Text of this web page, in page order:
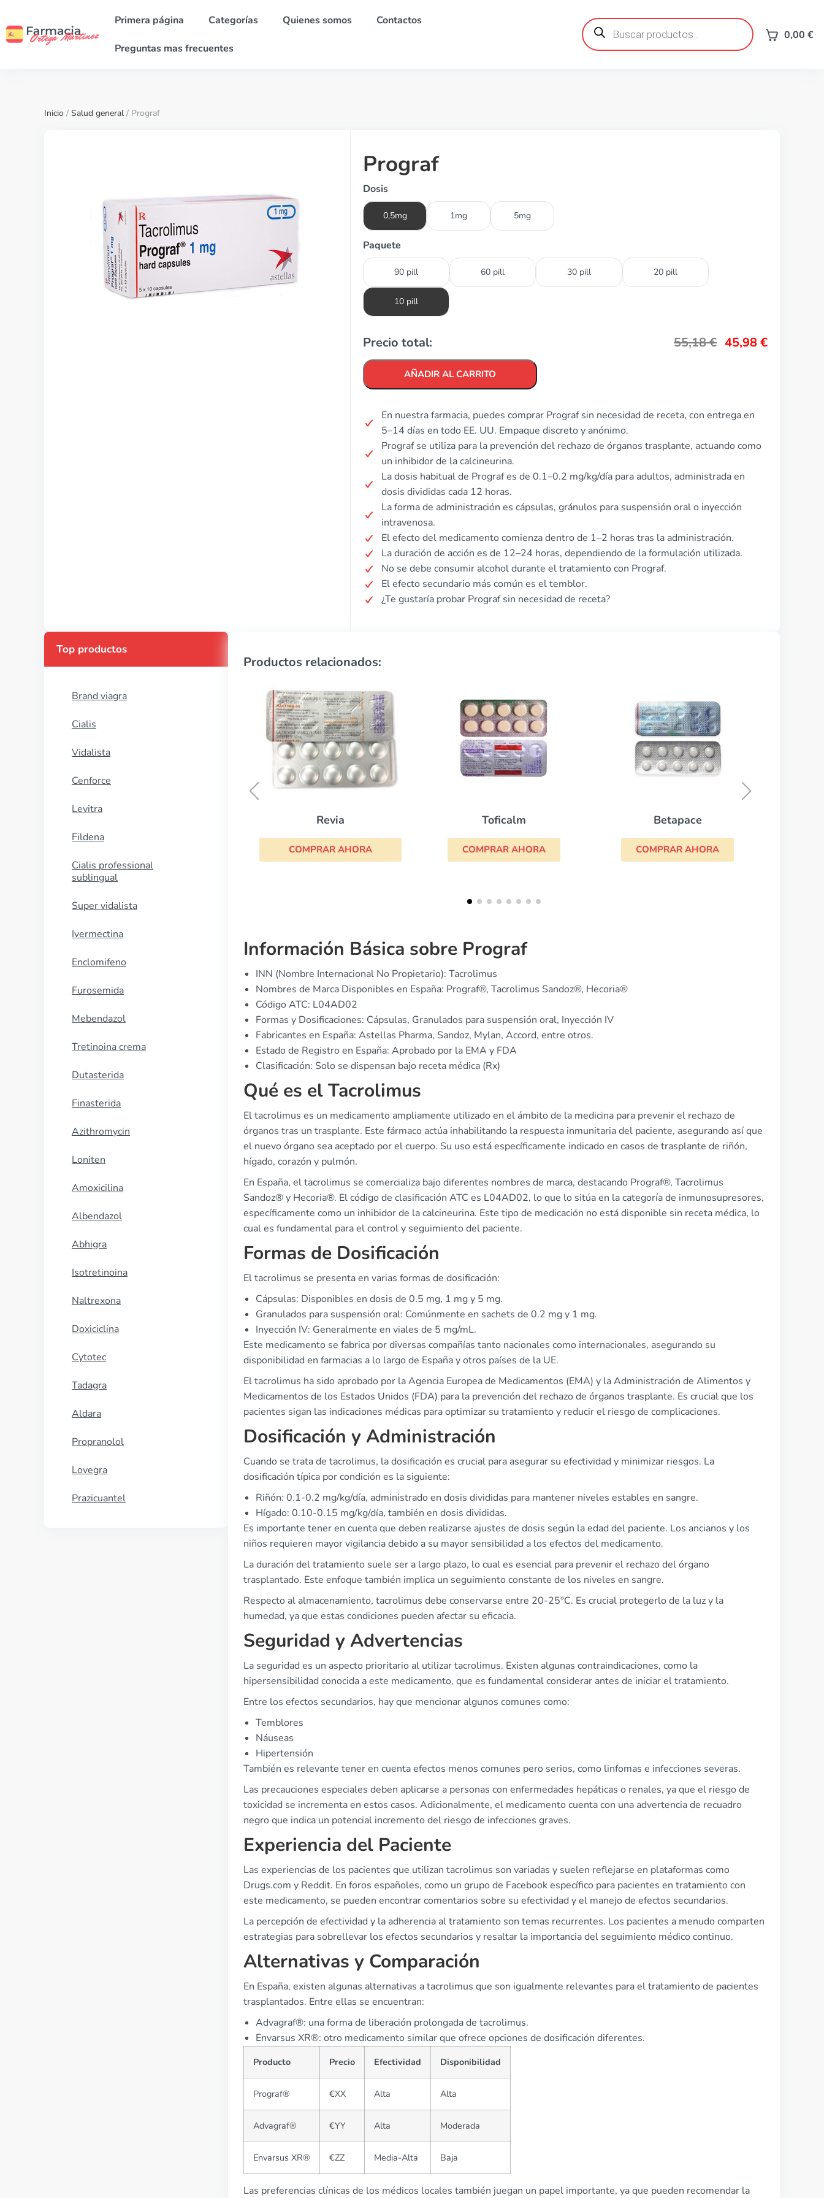
Primera página Categorías Quienes somos Contactos
Preguntas mas frecuentes
Búsqueda
de
productos 0,00 €
Inicio / Salud general / Prograf
Prograf
Dosis
0,5mg 1mg 5mg
Paquete
90 pill 60 pill 30 pill 20 pill
10 pill
Precio total: 55,18€ 45,98€
AÑADIR AL CARRITO
En nuestra farmacia, puedes comprar Prograf sin necesidad de receta, con entrega en
5–14 días en todo EE. UU. Empaque discreto y anónimo.
Prograf se utiliza para la prevención del rechazo de órganos trasplante, actuando como
un inhibidor de la calcineurina.
La dosis habitual de Prograf es de 0.1–0.2 mg/kg/día para adultos, administrada en
dosis divididas cada 12 horas.
La forma de administración es cápsulas, gránulos para suspensión oral o inyección
intravenosa.
El efecto del medicamento comienza dentro de 1–2 horas tras la administración.
La duración de acción es de 12–24 horas, dependiendo de la formulación utilizada.
No se debe consumir alcohol durante el tratamiento con Prograf.
El efecto secundario más común es el temblor.
¿Te gustaría probar Prograf sin necesidad de receta?
Top productos
Brand viagra
Cialis
Vidalista
Cenforce
Levitra
Fildena
Cialis professional
sublingual
Super vidalista
Ivermectina
Enclomifeno
Furosemida
Mebendazol
Tretinoina crema
Dutasterida
Finasterida
Azithromycin
Loniten
Amoxicilina
Albendazol
Abhigra
Isotretinoina
Naltrexona
Doxiciclina
Cytotec
Tadagra
Aldara
Propranolol
Lovegra
Prazicuantel
Productos relacionados:
Toficalm
COMPRAR AHORA
Betapace
COMPRAR AHORA
Dulcolaxo
Información Básica sobre Prograf
INN (Nombre Internacional No Propietario): Tacrolimus
Nombres de Marca Disponibles en España: Prograf®, Tacrolimus Sandoz®, Hecoria®
Código ATC: L04AD02
Formas y Dosificaciones: Cápsulas, Granulados para suspensión oral, Inyección IV
Fabricantes en España: Astellas Pharma, Sandoz, Mylan, Accord, entre otros.
Estado de Registro en España: Aprobado por la EMA y FDA
Clasificación: Solo se dispensan bajo receta médica (Rx)
Qué es el Tacrolimus
El tacrolimus es un medicamento ampliamente utilizado en el ámbito de la medicina para prevenir el rechazo de
órganos tras un trasplante. Este fármaco actúa inhabilitando la respuesta inmunitaria del paciente, asegurando así que
el nuevo órgano sea aceptado por el cuerpo. Su uso está específicamente indicado en casos de trasplante de riñón,
hígado, corazón y pulmón.
En España, el tacrolimus se comercializa bajo diferentes nombres de marca, destacando Prograf®, Tacrolimus
Sandoz® y Hecoria®. El código de clasificación ATC es L04AD02, lo que lo sitúa en la categoría de inmunosupresores,
específicamente como un inhibidor de la calcineurina. Este tipo de medicación no está disponible sin receta médica, lo
cual es fundamental para el control y seguimiento del paciente.
Formas de Dosificación
El tacrolimus se presenta en varias formas de dosificación:
Cápsulas: Disponibles en dosis de 0.5 mg, 1 mg y 5 mg.
Granulados para suspensión oral: Comúnmente en sachets de 0.2 mg y 1 mg.
Inyección IV: Generalmente en viales de 5 mg/mL.
Este medicamento se fabrica por diversas compañías tanto nacionales como internacionales, asegurando su
disponibilidad en farmacias a lo largo de España y otros países de la UE.
El tacrolimus ha sido aprobado por la Agencia Europea de Medicamentos (EMA) y la Administración de Alimentos y
Medicamentos de los Estados Unidos (FDA) para la prevención del rechazo de órganos trasplante. Es crucial que los
pacientes sigan las indicaciones médicas para optimizar su tratamiento y reducir el riesgo de complicaciones.
Dosificación y Administración
Cuando se trata de tacrolimus, la dosificación es crucial para asegurar su efectividad y minimizar riesgos. La
dosificación típica por condición es la siguiente:
Riñón: 0.1-0.2 mg/kg/día, administrado en dosis divididas para mantener niveles estables en sangre.
Hígado: 0.10-0.15 mg/kg/día, también en dosis divididas.
Es importante tener en cuenta que deben realizarse ajustes de dosis según la edad del paciente. Los ancianos y los
niños requieren mayor vigilancia debido a su mayor sensibilidad a los efectos del medicamento.
La duración del tratamiento suele ser a largo plazo, lo cual es esencial para prevenir el rechazo del órgano
trasplantado. Este enfoque también implica un seguimiento constante de los niveles en sangre.
Respecto al almacenamiento, tacrolimus debe conservarse entre 20-25°C. Es crucial protegerlo de la luz y la
humedad, ya que estas condiciones pueden afectar su eficacia.
Seguridad y Advertencias
La seguridad es un aspecto prioritario al utilizar tacrolimus. Existen algunas contraindicaciones, como la
hipersensibilidad conocida a este medicamento, que es fundamental considerar antes de iniciar el tratamiento.
Entre los efectos secundarios, hay que mencionar algunos comunes como:
Temblores
Náuseas
Hipertensión
También es relevante tener en cuenta efectos menos comunes pero serios, como linfomas e infecciones severas.
Las precauciones especiales deben aplicarse a personas con enfermedades hepáticas o renales, ya que el riesgo de
toxicidad se incrementa en estos casos. Adicionalmente, el medicamento cuenta con una advertencia de recuadro
negro que indica un potencial incremento del riesgo de infecciones graves.
Experiencia del Paciente
Las experiencias de los pacientes que utilizan tacrolimus son variadas y suelen reflejarse en plataformas como
Drugs.com y Reddit. En foros españoles, como un grupo de Facebook específico para pacientes en tratamiento con
este medicamento, se pueden encontrar comentarios sobre su efectividad y el manejo de efectos secundarios.
La percepción de efectividad y la adherencia al tratamiento son temas recurrentes. Los pacientes a menudo comparten
estrategias para sobrellevar los efectos secundarios y resaltar la importancia del seguimiento médico continuo.
Alternativas y Comparación
En España, existen algunas alternativas a tacrolimus que son igualmente relevantes para el tratamiento de pacientes
trasplantados. Entre ellas se encuentran:
Advagraf®: una forma de liberación prolongada de tacrolimus.
Envarsus XR®: otro medicamento similar que ofrece opciones de dosificación diferentes.
Producto Precio Efectividad Disponibilidad
Prograf® €XX Alta Alta
Advagraf® €YY Alta Moderada
Envarsus XR® €ZZ Media-Alta Baja
Las preferencias clínicas de los médicos locales también juegan un papel importante, ya que pueden recomendar la